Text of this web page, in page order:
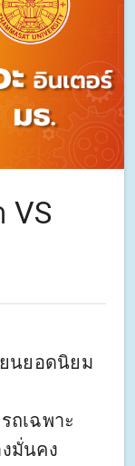
VS
นยอดนิยม
ถเฉพาะ
มั่นคง